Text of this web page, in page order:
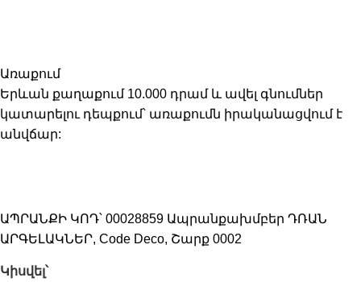
Առաքում
Երևան քաղաքում 10.000 դրամ և ավել գնումներ
կատարելու դեպքում՝ առաքումն իրականացվում է
անվճար:
ԱՊՐԱՆՔԻ ԿՈԴ՝ 00028859 Ապրանքախմբեր ԴՌԱՆ
ԱՐԳԵԼԱԿՆԵՐ, Code Deco, Շարք 0002
Կիսվել՝